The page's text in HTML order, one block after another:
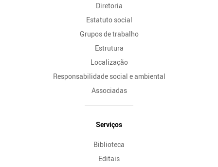
Diretoria
Estatuto social
Grupos de trabalho
Estrutura
Localização
Responsabilidade social e ambiental
Associadas
Serviços
Biblioteca
Editais